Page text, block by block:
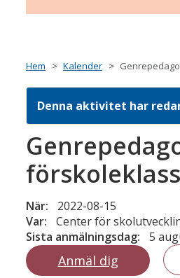
Hem Kalender
Denna aktivitet har
När:
2022-08-15
Var:
Center för
Sista anmälningsdag:
5
Anmäl dig